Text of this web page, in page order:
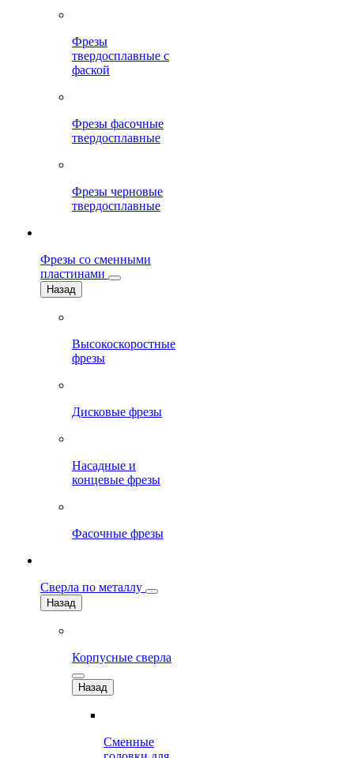
Фрезы
твердосплавные с
фаской
Фрезы фасочные
твердосплавные
Фрезы черновые
твердосплавные
Фрезы со сменными
пластинами
Назад
Высокоскоростные
фрезы
Дисковые фрезы
Насадные и
концевые фрезы
Фасочные фрезы
Сверла по металлу
Назад
Корпусные сверла
Назад
Сменные